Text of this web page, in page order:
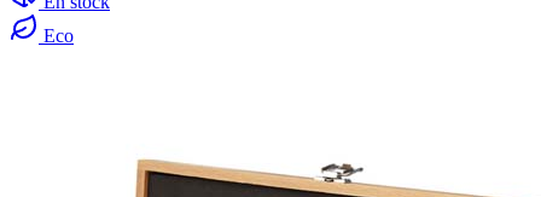
Eco